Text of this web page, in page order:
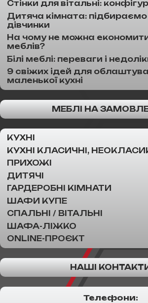
Стінки для вітальні:
Дитяча кімната:
дівчинки
На чому не можна економити
меблів?
Білі меблі: переваги і
9 свіжих ідей для
маленької кухні
МЕБЛІ НА
КУХНІ
КУХНІ КЛАСИЧНІ,
ПРИХОЖІ
ДИТЯЧІ
ГАРДЕРОБНІ КІМНАТИ
ШАФИ КУПЕ
СПАЛЬНІ / ВІТАЛЬНІ
ШАФА-ЛІЖКО
ONLINE-ПРОЄКТ
НАШІ
Телефони: